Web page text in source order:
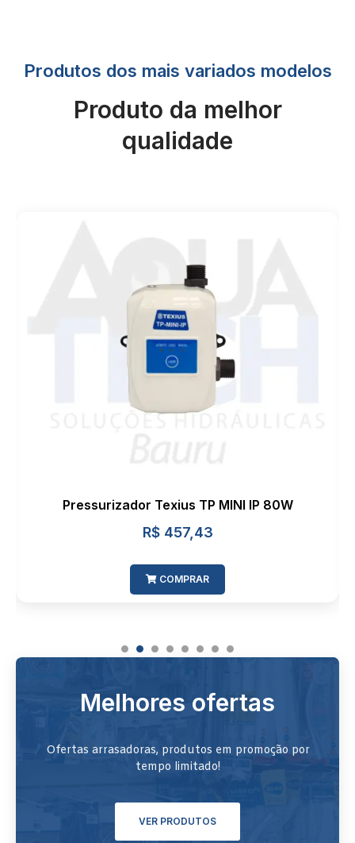
Produtos dos mais variados modelos
Produto da melhor
qualidade
Sifão Tubo Extensível 0,69 m
9,74–R$43,13
VER OPÇÕES
Melhores ofertas
Ofertas arrasadoras, produtos em promoção por
tempo limitado!
VER PRODUTOS